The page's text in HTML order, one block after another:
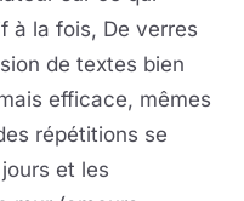
à la fois, De verres
de textes bien
efficace, mêmes
répétitions se
et les